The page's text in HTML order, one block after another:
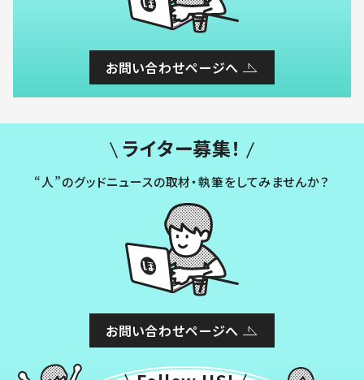
お問い合わせページへ
ライター募集！
“人”のグッドニュースの取材・執筆をしてみませんか？
お問い合わせページへ